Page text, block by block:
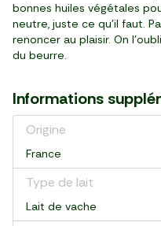
bonnes huiles végétales
neutre, juste ce qu’il faut.
renoncer au plaisir. On
du beurre.
Informations
Origine
France
Type de lait
Lait de vache